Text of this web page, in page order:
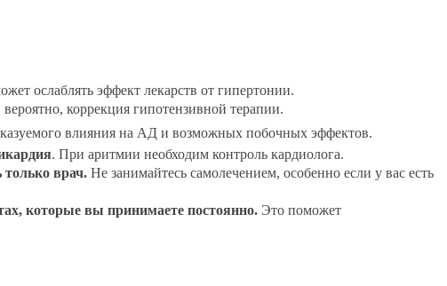
ослаблять эффект лекарств от гипертонии.
коррекция гипотензивной терапии.
влияния на АД и возможных побочных эффектов.
. При аритмии необходим контроль кардиолога.
только врач. Не занимайтесь самолечением, особенно если у вас есть
которые вы принимаете постоянно. Это поможет